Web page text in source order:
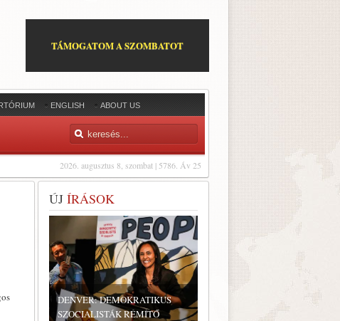
TÁMOGATOM A SZOMBATOT
ENGLISH ABOUT US
2026. augusztus 8, szombat | 5786. Áv 25
ÚJ ÍRÁSOK
DENVER: DEMOKRATIKUS
SZOCIALISTÁK RÉMÍTŐ